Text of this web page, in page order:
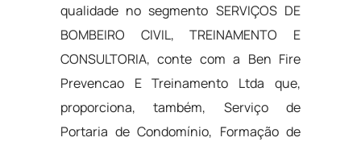
qualidade no segmento SERVIÇOS DE
BOMBEIRO CIVIL, TREINAMENTO E
CONSULTORIA, conte com a Ben Fire
Prevencao E Treinamento Ltda que,
proporciona, também, Serviço de
Portaria de Condomínio, Formação de